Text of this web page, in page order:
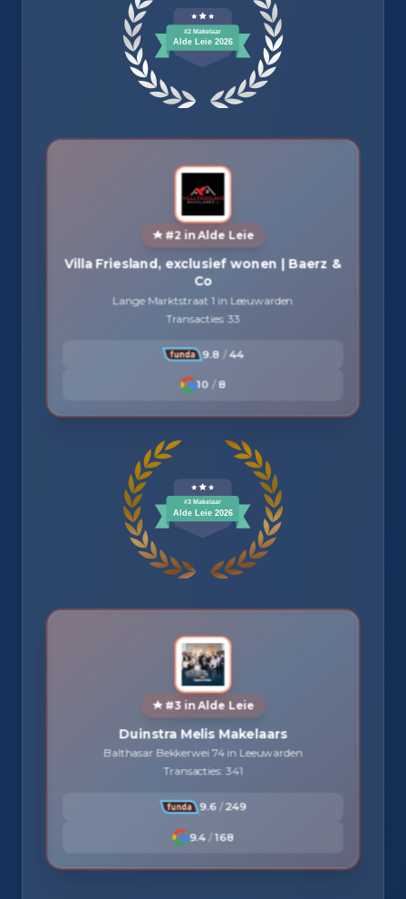
#2 in Alde Leie
Villa Friesland, exclusief wonen | Baerz &
Co
Lange Marktstraat 1 in Leeuwarden
Transacties: 33
9.8 /44
10 /8
#3 in Alde Leie
Duinstra Melis Makelaars
Balthasar Bekkerwei 74 in Leeuwarden
Transacties: 341
9.6 / 249
9.4 /168